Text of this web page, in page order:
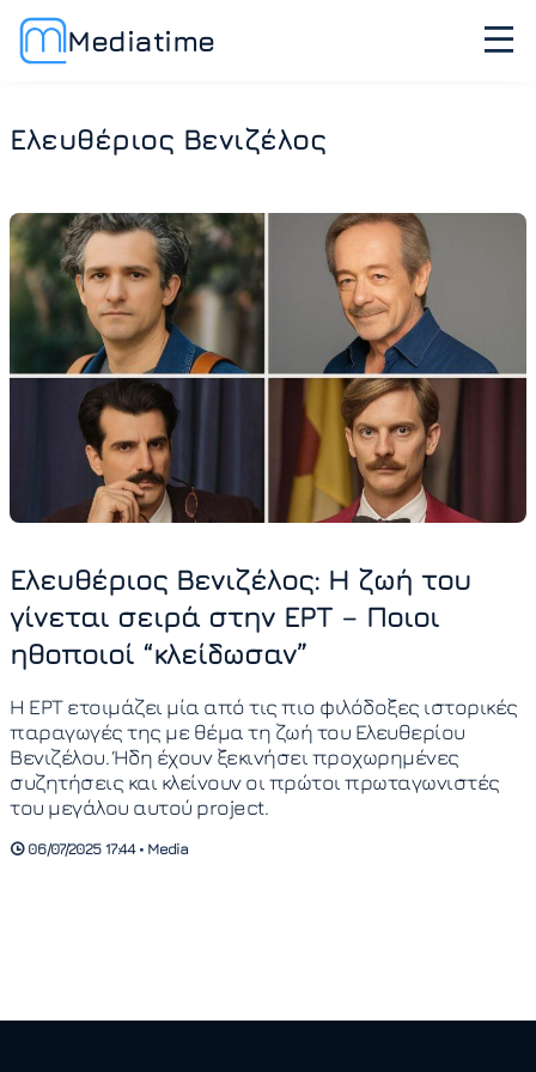
Mediatime
Ελευθέριος Βενιζέλος
Ελευθέριος Βενιζέλος: Η ζωή του
γίνεται σειρά στην ΕΡΤ – Ποιοι
ηθοποιοί “κλείδωσαν”
Η ΕΡΤ ετοιμάζει μία από τις πιο φιλόδοξες ιστορικές
παραγωγές της με θέμα τη ζωή του Ελευθερίου
Βενιζέλου. Ήδη έχουν ξεκινήσει προχωρημένες
συζητήσεις και κλείνουν οι πρώτοι πρωταγωνιστές
του μεγάλου αυτού project.
06/07/2025 17:44 • Media